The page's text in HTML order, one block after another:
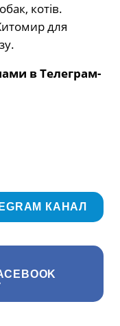
котів.
для
в Телеграм-
КАНАЛ